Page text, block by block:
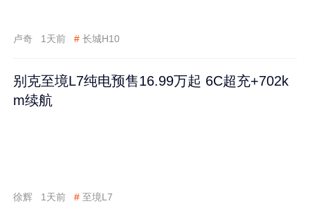
卢奇 1天前 # 长城H10
别克至境L7纯电预售16.99万起 6C超充+702k
m续航
徐辉 1天前 # 至境L7